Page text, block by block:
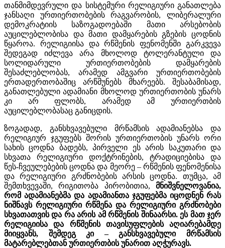
თანმიმდევრული და სისტემური რელიგიური განათლება
ჯანსაღი ურთიერთობების რაგვარობის, ლიბერალური
დემოკრატიის საზოგადოებაში მათი არსებობის
აუცილებლობისა და მათი დამყარების გზების ცოდნის
წყაროა. რელიგიისა და რწმენის ფენომენში გარკვევა
შედეგად იძლევა არა მხოლოდ ტოლერანტული და
სოლიდარული ურთიერთობების დამყარების
შესაძლებლობას, არამედ ამგვარი ურთიერთობების
ერთადერთობაშიც არწმუნებს მხარეებს. შესაბამისად,
განათლებული ადამიანი მხოლოდ ურთიერთობის უნარს
კი არ ფლობს, არამედ ამ ურთიერთბის
აუცილებლობასაც განიცდის.
ზოგადად, განსხვავებული მრწამსის ადამიანებსა და
რელიგიურ ჯგუფებს შორის ურთიერთობის უნარს ორი
სახის ცოდნა ბადებს, პირველი ეს არის საკუთარი და
სხვათა რელიგიური დოქტრინების, ტრადიციებისა და
წეს-ჩვეულებების ცოდნა და მეორე – რწმენის ფენომენისა
და რელიგიური გრძნობების არსის ცოდნა. თუმცა, ამ
შემთხვევაში, რიგითობა პირობითია, მნიშვნელოვანია,
რომ ადამიანებმა და ადამიანთა ჯგუფებმა იცოდნენ რას
ნიშნავს რელიგიური რწმენა და რელიგიური გრძნობები
სხვათათვის და რა არის ამ რწმენის შინაარსი. ეს მათ ჯერ
რელიგიისა და რწმენის თავისუფლების აღიარებამდე
მიიყვანს, შემდეგ კი – განსხვავებული მრწამსის
მატარებლებთან ურთიერთბის უნარით აღჭურავს.